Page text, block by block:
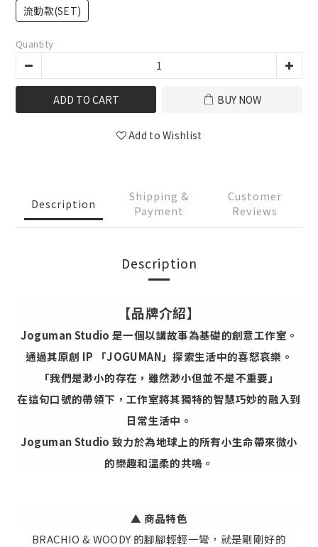
流動款(SET)
Quantity
ADD TO CART BUY NOW
Add to Wishlist
Description
Shipping &
Payment
Customer
Reviews
Description
【品牌介紹】
Joguman Studio 是一個以講故事為基礎的創意工作室。
通過其原創 IP 「JOGUMAN」探索生活中的喜怒哀樂。
「我們是渺小的存在，雖然渺小但並不是不重要」
在這句口號的帶領下，工作室將其獨特的智慧巧妙的融入到
日常生活中。
Joguman Studio 致力於為地球上的所有小生命帶來微小
的樂趣和溫柔的共鳴。
▲ 商品特色
BRACHIO & WOODY 的腳腳輕輕一彎，就是剛剛好的